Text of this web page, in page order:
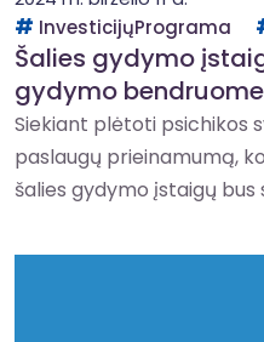
InvesticijųPrograma
Šalies gydymo
gydymo
Siekiant plėtoti psichikos
paslaugų prieinamumą,
šalies gydymo įstaigų bus